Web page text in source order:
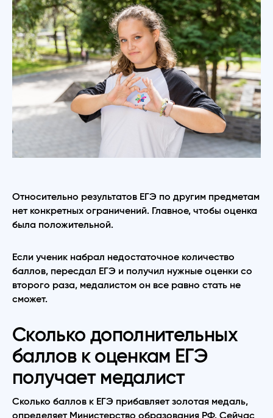
Относительно результатов ЕГЭ по другим предметам
нет конкретных ограничений. Главное, чтобы оценка
была положительной.
Если ученик набрал недостаточное количество
баллов, пересдал ЕГЭ и получил нужные оценки со
второго раза, медалистом он все равно стать не
сможет.
Сколько дополнительных
баллов к оценкам ЕГЭ
получает медалист
Сколько баллов к ЕГЭ прибавляет золотая медаль,
определяет Министерство образования РФ. Сейчас